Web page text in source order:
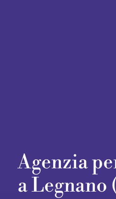
Agenzia
a Legnano